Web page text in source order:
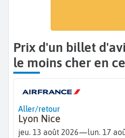
Prix d'un billet
le moins cher en
Aller/retour
Lyon Nice
jeu. 13 août 2026—lun. 17